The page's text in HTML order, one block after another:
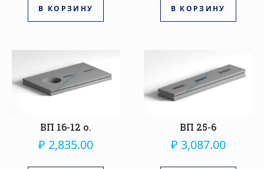
В КОРЗИНУ В КОРЗИНУ
ВП 16-12 о.
₽ 2,835.00
ВП 25-6
₽ 3,087.00